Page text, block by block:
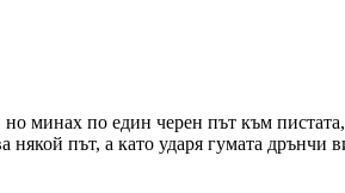
минах по един черен път към
някой път, а като ударя гумата